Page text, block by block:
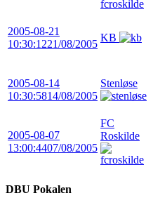
2005-08-21
10:30:1221/08/2005
KB
2005-08-14
10:30:5814/08/2005
Stenløse
2005-08-07
13:00:4407/08/2005
FC
Roskilde
DBU Pokalen